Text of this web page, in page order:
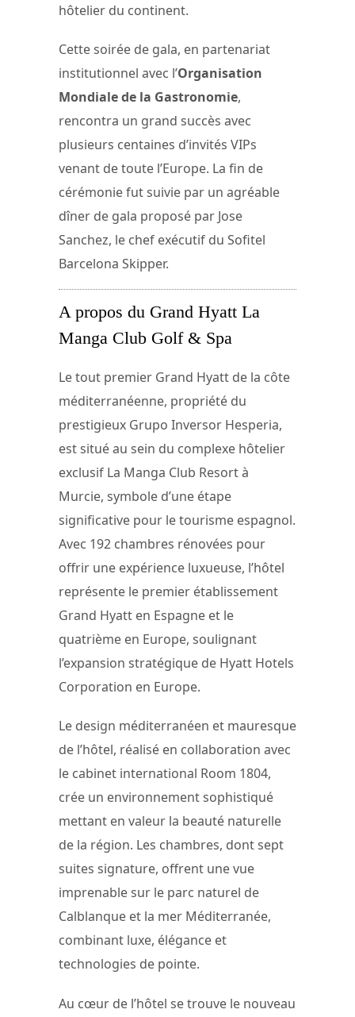
hôtelier du continent.
Cette soirée de gala, en partenariat
institutionnel avec l’Organisation
Mondiale de la Gastronomie,
rencontra un grand succès avec
plusieurs centaines d’invités VIPs
venant de toute l’Europe. La fin de
cérémonie fut suivie par un agréable
dîner de gala proposé par Jose
Sanchez, le chef exécutif du Sofitel
Barcelona Skipper.
A propos du Grand Hyatt La
Manga Club Golf & Spa
Le tout premier Grand Hyatt de la côte
méditerranéenne, propriété du
prestigieux Grupo Inversor Hesperia,
est situé au sein du complexe hôtelier
exclusif La Manga Club Resort à
Murcie, symbole d’une étape
significative pour le tourisme espagnol.
Avec 192 chambres rénovées pour
offrir une expérience luxueuse, l’hôtel
représente le premier établissement
Grand Hyatt en Espagne et le
quatrième en Europe, soulignant
l’expansion stratégique de Hyatt Hotels
Corporation en Europe.
Le design méditerranéen et mauresque
de l’hôtel, réalisé en collaboration avec
le cabinet international Room 1804,
crée un environnement sophistiqué
mettant en valeur la beauté naturelle
de la région. Les chambres, dont sept
suites signature, offrent une vue
imprenable sur le parc naturel de
Calblanque et la mer Méditerranée,
combinant luxe, élégance et
technologies de pointe.
Au cœur de l’hôtel se trouve le nouveau